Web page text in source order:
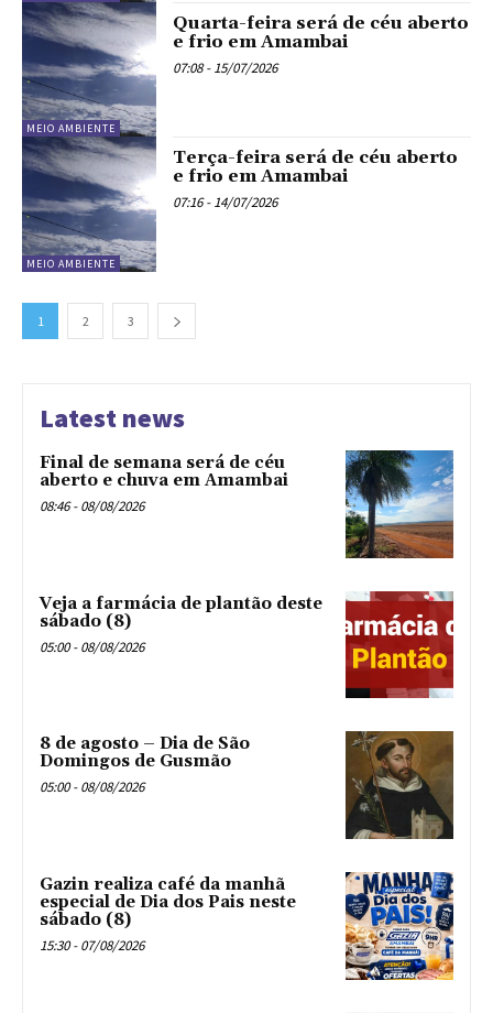
MEIO AMBIENTE
Quarta-feira será de céu aberto
e frio em Amambai
07:08 - 15/07/2026
MEIO AMBIENTE
Terça-feira será de céu aberto
e frio em Amambai
07:16 - 14/07/2026
1 2 3
Latest news
Final de semana será de céu
aberto e chuva em Amambai
08:46 - 08/08/2026
Veja a farmácia de plantão deste
sábado (8)
05:00 - 08/08/2026
8 de agosto – Dia de São
Domingos de Gusmão
05:00 - 08/08/2026
Gazin realiza café da manhã
especial de Dia dos Pais neste
sábado (8)
15:30 - 07/08/2026